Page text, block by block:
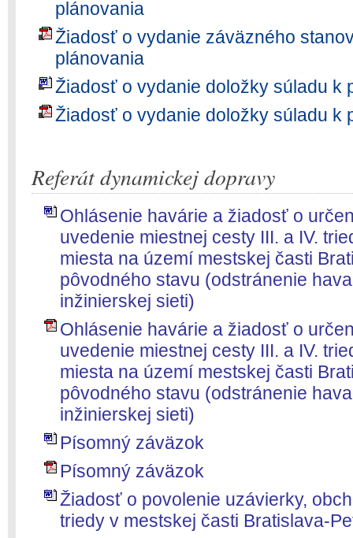
plánovania
Žiadosť o vydanie záväzného
plánovania
Žiadosť o vydanie doložky súladu k
Žiadosť o vydanie doložky súladu k
Referát dynamickej dopravy
Ohlásenie havárie a žiadosť o
uvedenie miestnej cesty III. a IV.
miesta na území mestskej časti
pôvodného stavu (odstránenie
inžinierskej sieti)
Ohlásenie havárie a žiadosť o
uvedenie miestnej cesty III. a IV.
miesta na území mestskej časti
pôvodného stavu (odstránenie
inžinierskej sieti)
Písomný záväzok
Písomný záväzok
Žiadosť o povolenie uzávierky,
triedy v mestskej časti Bratislava-